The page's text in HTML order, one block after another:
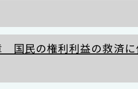
国民の権利利益の救済に